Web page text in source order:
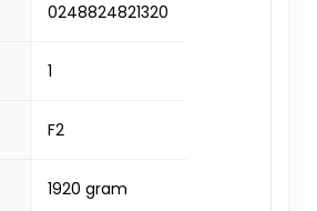
0248824821320
1
F2
1920 gram